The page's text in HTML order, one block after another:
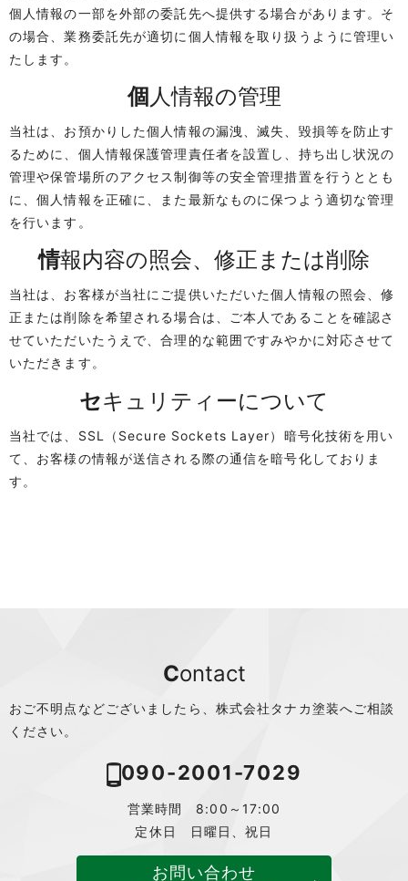
個人情報の一部を外部の委託先へ提供する場合があります。そ
の場合、業務委託先が適切に個人情報を取り扱うように管理い
たします。
個人情報の管理
当社は、お預かりした個人情報の漏洩、滅失、毀損等を防止す
るために、個人情報保護管理責任者を設置し、持ち出し状況の
管理や保管場所のアクセス制御等の安全管理措置を行うととも
に、個人情報を正確に、また最新なものに保つよう適切な管理
を行います。
情報内容の照会、修正または削除
当社は、お客様が当社にご提供いただいた個人情報の照会、修
正または削除を希望される場合は、ご本人であることを確認さ
せていただいたうえで、合理的な範囲ですみやかに対応させて
いただきます。
セキュリティーについて
当社では、SSL（Secure Sockets Layer）暗号化技術を用い
て、お客様の情報が送信される際の通信を暗号化しておりま
す。
Contact
おご不明点などございましたら、株式会社タナカ塗装へご相談
ください。
090-2001-7029
営業時間 8:00～17:00
定休日 日曜日、祝日
お問い合わせ